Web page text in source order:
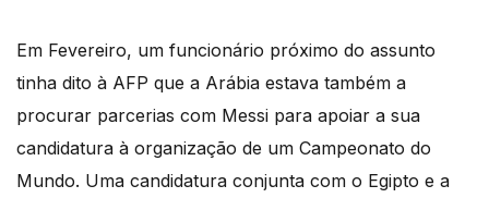
Em Fevereiro, um funcionário próximo do assunto
tinha dito à AFP que a Arábia estava também a
procurar parcerias com Messi para apoiar a sua
candidatura à organização de um Campeonato do
Mundo. Uma candidatura conjunta com o Egipto e a